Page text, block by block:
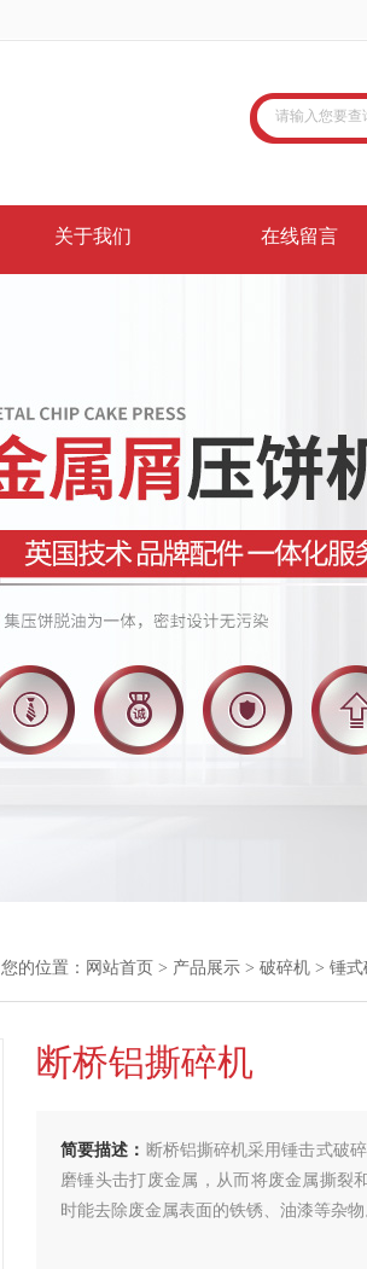
关于我们 在线留言
您的位置： 网站首页 > 产品展示 > 破碎机 > 锤式
断桥铝撕碎机
简要描述： 断桥铝撕碎机采用锤击式破
磨锤头击打废金属，从而将废金属撕裂
时能去除废金属表面的铁锈、油漆等杂物